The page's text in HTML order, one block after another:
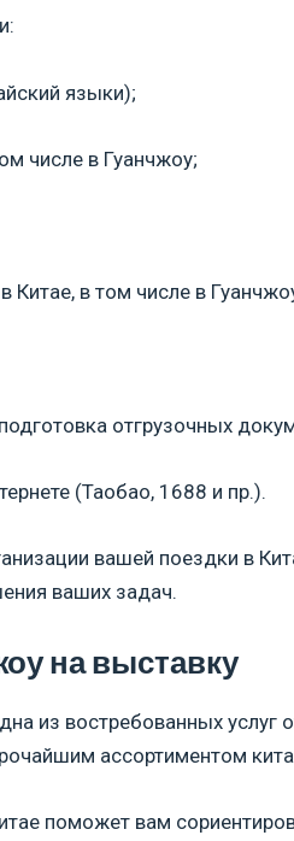
языки);
числе в Гуанчжоу;
Китае, в том числе в
отгрузочных
(Таобао, 1688 и пр.).
вашей поездки в
ваших задач.
на выставку
из востребованных услуг
ассортиментом
поможет вам